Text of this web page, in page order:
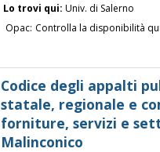
Lo trovi qui: Univ. di Salerno
Opac: Controlla la disponibilità
Codice degli appalti
statale, regionale e
forniture, servizi e
Malinconico